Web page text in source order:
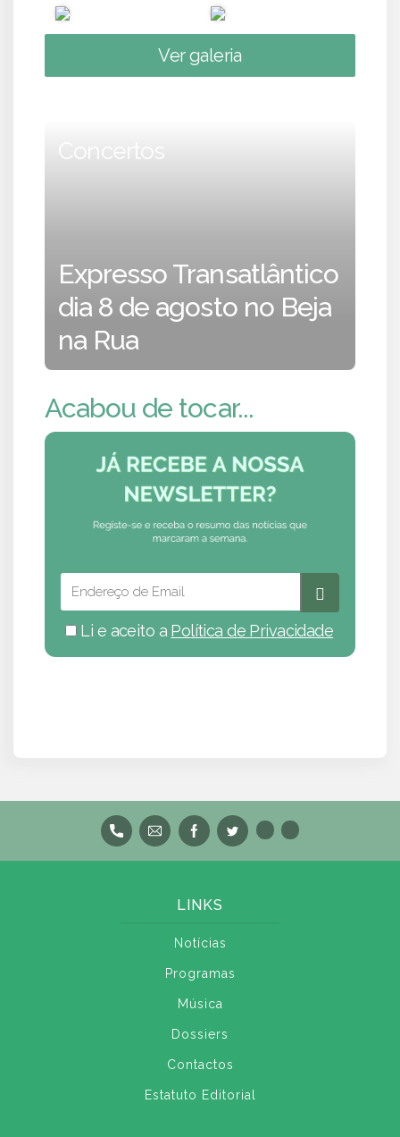
Ver galeria
Concertos
Expresso Transatlântico
dia 8 de agosto no Beja
na Rua
Acabou de tocar...
Li e aceito a Política de Privacidade
LINKS
Notícias
Programas
Música
Dossiers
Contactos
Estatuto Editorial